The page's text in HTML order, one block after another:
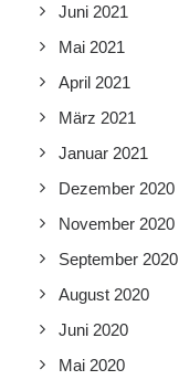
Juni 2021
Mai 2021
April 2021
März 2021
Januar 2021
Dezember 2020
November 2020
September 2020
August 2020
Juni 2020
Mai 2020